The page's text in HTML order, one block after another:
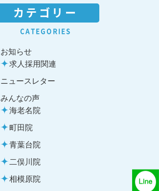
カテゴリー
CATEGORIES
お知らせ
求人採用関連
ニュースレター
みんなの声
海老名院
町田院
青葉台院
二俣川院
相模原院